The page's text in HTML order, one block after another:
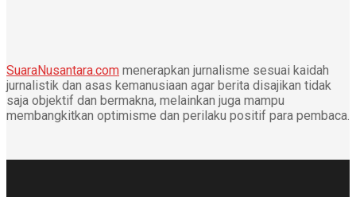
SuaraNusantara.com menerapkan jurnalisme sesuai kaidah
jurnalistik dan asas kemanusiaan agar berita disajikan tidak
saja objektif dan bermakna, melainkan juga mampu
membangkitkan optimisme dan perilaku positif para pembaca.